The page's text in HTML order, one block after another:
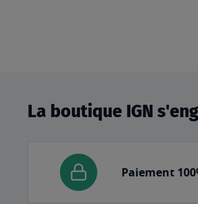
La boutique IGN
Paiement